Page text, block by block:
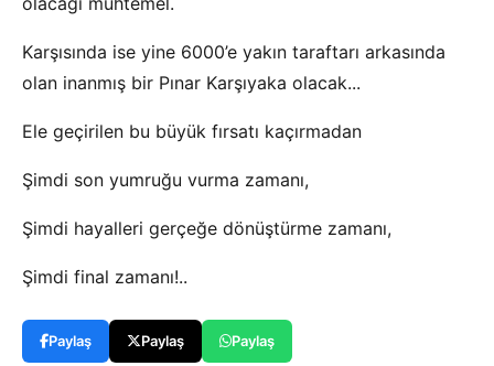
Karşısında ise yine 6000’e yakın taraftarı arkasında
olan inanmış bir Pınar Karşıyaka olacak...
Ele geçirilen bu büyük fırsatı kaçırmadan
Şimdi son yumruğu vurma zamanı,
Şimdi hayalleri gerçeğe dönüştürme zamanı,
Şimdi final zamanı!..
Paylaş Paylaş Paylaş